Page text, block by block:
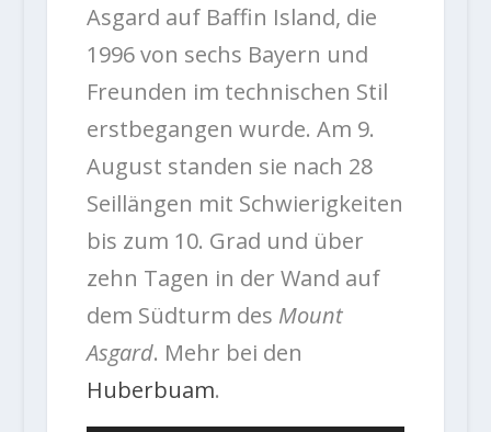
Asgard auf Baffin Island, die
1996 von sechs Bayern und
Freunden im technischen Stil
erstbegangen wurde. Am 9.
August standen sie nach 28
Seillängen mit Schwierigkeiten
bis zum 10. Grad und über
zehn Tagen in der Wand auf
dem Südturm des Mount
Asgard. Mehr bei den
Huberbuam.